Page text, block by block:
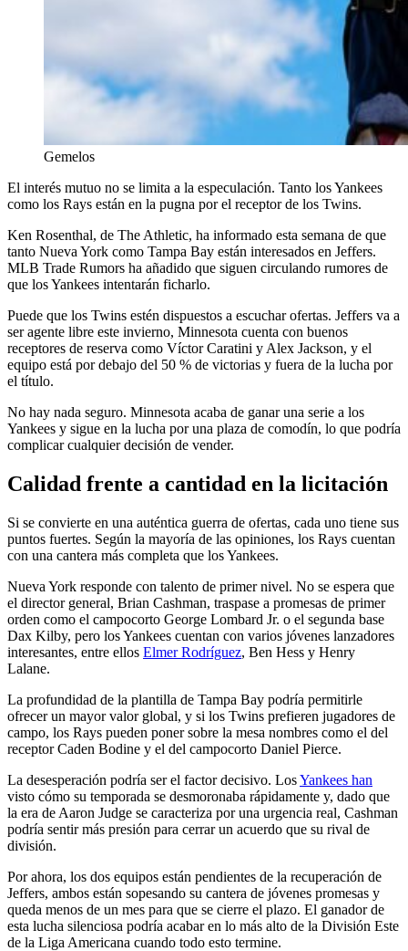
Gemelos
El interés mutuo no se limita a la especulación. Tanto los Yankees
como los Rays están en la pugna por el receptor de los Twins.
Ken Rosenthal, de The Athletic, ha informado esta semana de que
tanto Nueva York como Tampa Bay están interesados en Jeffers.
MLB Trade Rumors ha añadido que siguen circulando rumores de
que los Yankees intentarán ficharlo.
Puede que los Twins estén dispuestos a escuchar ofertas. Jeffers va a
ser agente libre este invierno, Minnesota cuenta con buenos
receptores de reserva como Víctor Caratini y Alex Jackson, y el
equipo está por debajo del 50 % de victorias y fuera de la lucha por
el título.
No hay nada seguro. Minnesota acaba de ganar una serie a los
Yankees y sigue en la lucha por una plaza de comodín, lo que podría
complicar cualquier decisión de vender.
Calidad frente a cantidad en la licitación
Si se convierte en una auténtica guerra de ofertas, cada uno tiene sus
puntos fuertes. Según la mayoría de las opiniones, los Rays cuentan
con una cantera más completa que los Yankees.
Nueva York responde con talento de primer nivel. No se espera que
el director general, Brian Cashman, traspase a promesas de primer
orden como el campocorto George Lombard Jr. o el segunda base
Dax Kilby, pero los Yankees cuentan con varios jóvenes lanzadores
interesantes, entre ellos Elmer Rodríguez, Ben Hess y Henry
Lalane.
La profundidad de la plantilla de Tampa Bay podría permitirle
ofrecer un mayor valor global, y si los Twins prefieren jugadores de
campo, los Rays pueden poner sobre la mesa nombres como el del
receptor Caden Bodine y el del campocorto Daniel Pierce.
La desesperación podría ser el factor decisivo. LosYankees han
visto cómo su temporada se desmoronaba rápidamente y, dado que
la era de Aaron Judge se caracteriza por una urgencia real, Cashman
podría sentir más presión para cerrar un acuerdo que su rival de
división.
Por ahora, los dos equipos están pendientes de la recuperación de
Jeffers, ambos están sopesando su cantera de jóvenes promesas y
queda menos de un mes para que se cierre el plazo. El ganador de
esta lucha silenciosa podría acabar en lo más alto de la División Este
de la Liga Americana cuando todo esto termine.